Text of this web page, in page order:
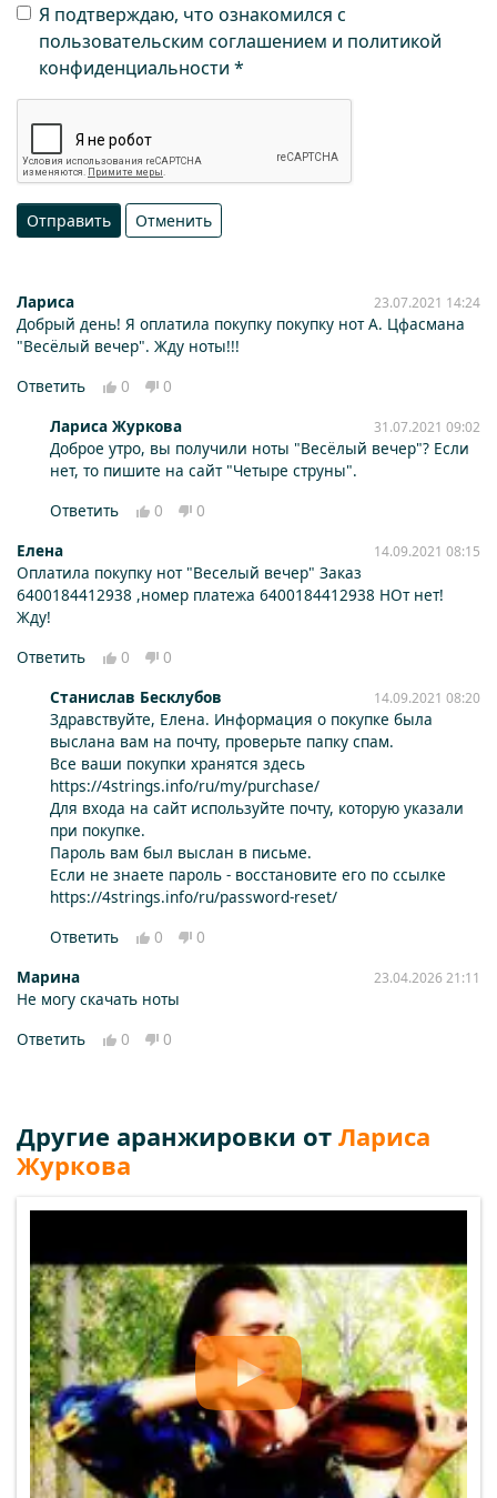
Я подтверждаю, что ознакомился с
пользовательским соглашением и политикой
конфиденциальности
Отправить Отменить
Лариса 23.07.2021 14:24
Добрый день! Я оплатила покупку покупку нот А. Цфасмана
"Весёлый вечер". Жду ноты!!!
Ответить
0
0
Лариса Журкова
31.07.2021 09:02
Доброе утро, вы получили ноты "Весёлый вечер"? Если
нет, то пишите на сайт "Четыре струны".
Ответить
0
0
Елена
14.09.2021 08:15
Оплатила покупку нот "Веселый вечер" Заказ
6400184412938 ,номер платежа 6400184412938 НОт нет!
Жду!
Ответить
0
0
Станислав Бесклубов
14.09.2021 08:20
Здравствуйте, Елена. Информация о покупке была
выслана вам на почту, проверьте папку спам.
Все ваши покупки хранятся здесь
https://4strings.info/ru/my/purchase/
Для входа на сайт используйте почту, которую указали
при покупке.
Пароль вам был выслан в письме.
Если не знаете пароль - восстановите его по ссылке
https://4strings.info/ru/password-reset/
Ответить
0
0
Марина
23.04.2026 21:11
Не могу скачать ноты
Ответить
0 0
Другие аранжировки от Лариса
Журкова